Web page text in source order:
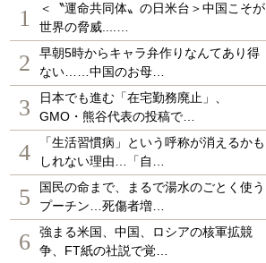
1
＜〝運命共同体〟の日米台＞中国こそが
世界の脅威....…
2
早朝5時からキャラ弁作りなんてあり得
ない……中国のお母…
3
日本でも進む「在宅勤務廃止」、
GMO・熊谷代表の投稿で…
4
「生活習慣病」という呼称が消えるかも
しれない理由…「自…
5
国民の命まで、まるで湯水のごとく使う
プーチン…死傷者増…
6
強まる米国、中国、ロシアの核軍拡競
争、FT紙の社説で覚…